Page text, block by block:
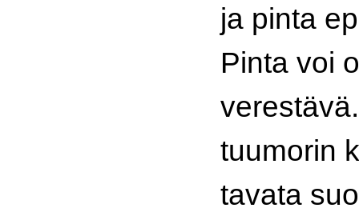
ja pinta
Pinta voi
tuumorin
tavata